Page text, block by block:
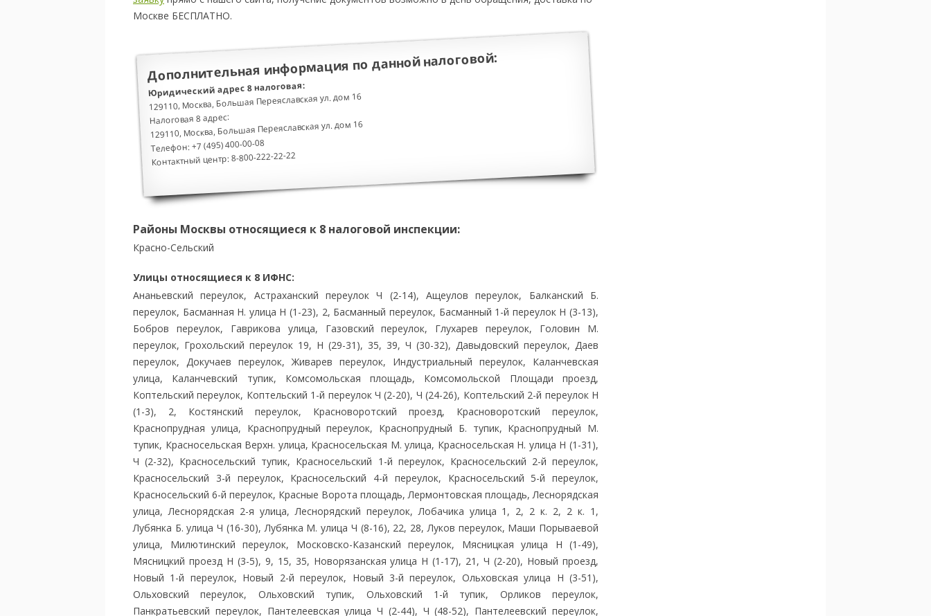
Москве БЕСПЛАТНО.
Дополнительная информация по данной налоговой:
Юридический адрес 8 налоговая:
129110, Москва, Большая Переяславская ул. дом 16
Налоговая 8 адрес:
129110, Москва, Большая Переяславская ул. дом 16
Телефон: +7 (495) 400-00-08
Контактный центр: 8-800-222-22-22
Районы Москвы относящиеся к 8 налоговой инспекции:
Красно-Сельский
Улицы относящиеся к 8 ИФНС:
Ананьевский переулок, Астраханский переулок Ч (2-14), Ащеулов переулок, Балканский Б.
переулок, Басманная Н. улица Н (1-23), 2, Басманный переулок, Басманный 1-й переулок Н (3-13),
Бобров переулок, Гаврикова улица, Газовский переулок, Глухарев переулок, Головин М.
переулок, Грохольский переулок 19, Н (29-31), 35, 39, Ч (30-32), Давыдовский переулок, Даев
переулок, Докучаев переулок, Живарев переулок, Индустриальный переулок, Каланчевская
улица, Каланчевский тупик, Комсомольская площадь, Комсомольской Площади проезд,
Коптельский переулок, Коптельский 1-й переулок Ч (2-20), Ч (24-26), Коптельский 2-й переулок Н
(1-3), 2, Костянский переулок, Красноворотский проезд, Красноворотский переулок,
Краснопрудная улица, Краснопрудный переулок, Краснопрудный Б. тупик, Краснопрудный М.
тупик, Красносельская Верхн. улица, Красносельская М. улица, Красносельская Н. улица Н (1-31),
Ч (2-32), Красносельский тупик, Красносельский 1-й переулок, Красносельский 2-й переулок,
Красносельский 3-й переулок, Красносельский 4-й переулок, Красносельский 5-й переулок,
Красносельский 6-й переулок, Красные Ворота площадь, Лермонтовская площадь, Леснорядская
улица, Леснорядская 2-я улица, Леснорядский переулок, Лобачика улица 1, 2, 2 к. 2, 2 к. 1,
Лубянка Б. улица Ч (16-30), Лубянка М. улица Ч (8-16), 22, 28, Луков переулок, Маши Порываевой
улица, Милютинский переулок, Московско-Казанский переулок, Мясницкая улица Н (1-49),
Мясницкий проезд Н (3-5), 9, 15, 35, Новорязанская улица Н (1-17), 21, Ч (2-20), Новый проезд,
Новый 1-й переулок, Новый 2-й переулок, Новый 3-й переулок, Ольховская улица Н (3-51),
Ольховский переулок, Ольховский тупик, Ольховский 1-й тупик, Орликов переулок,
Панкратьевский переулок, Пантелеевская улица Ч (2-44), Ч (48-52), Пантелеевский переулок,